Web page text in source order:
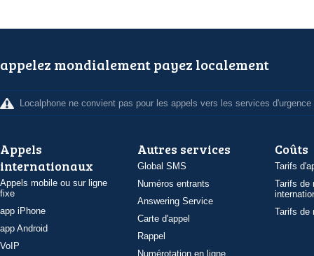
appelez mondialement payez localement
Localphone ne convient pas pour les appels vers les services d'urgence
Appels
internationaux
Appels mobile ou sur ligne
fixe
app iPhone
app Android
VoIP
Autres services
Global SMS
Numéros entrants
Answering Service
Carte d'appel
Rappel
Numérotation en ligne
Coûts
Tarifs
Tarifs de
Tarifs de